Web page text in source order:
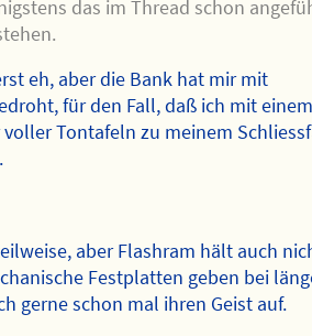
das im Thread schon
eh, aber die Bank hat mir mit
für den Fall, daß ich mit
Tontafeln zu meinem
aber Flashram hält auch
Festplatten geben bei
gerne schon mal ihren Geist auf.